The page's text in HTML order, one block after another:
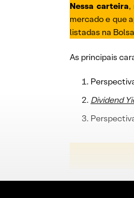
Nessa carteira,
mercado e que
listadas na
As principais
Dividend